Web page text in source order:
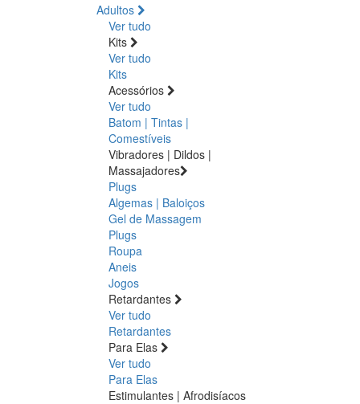
Adultos
Ver tudo
Kits
Ver tudo
Kits
Acessórios
Ver tudo
Batom | Tintas |
Comestíveis
Vibradores | Dildos |
Massajadores
Plugs
Algemas | Baloiços
Gel de Massagem
Plugs
Roupa
Aneis
Jogos
Retardantes
Ver tudo
Retardantes
Para Elas
Ver tudo
Para Elas
Estimulantes | Afrodisíacos